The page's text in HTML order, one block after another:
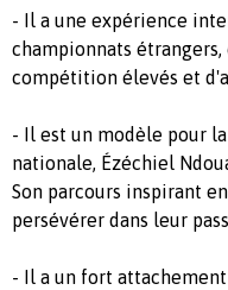
- Il a une expérience
championnats
compétition élevés et
- Il est un modèle pour
nationale, Ézéchiel
Son parcours inspirant
persévérer dans leur
- Il a un fort